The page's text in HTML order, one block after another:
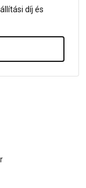
díj és